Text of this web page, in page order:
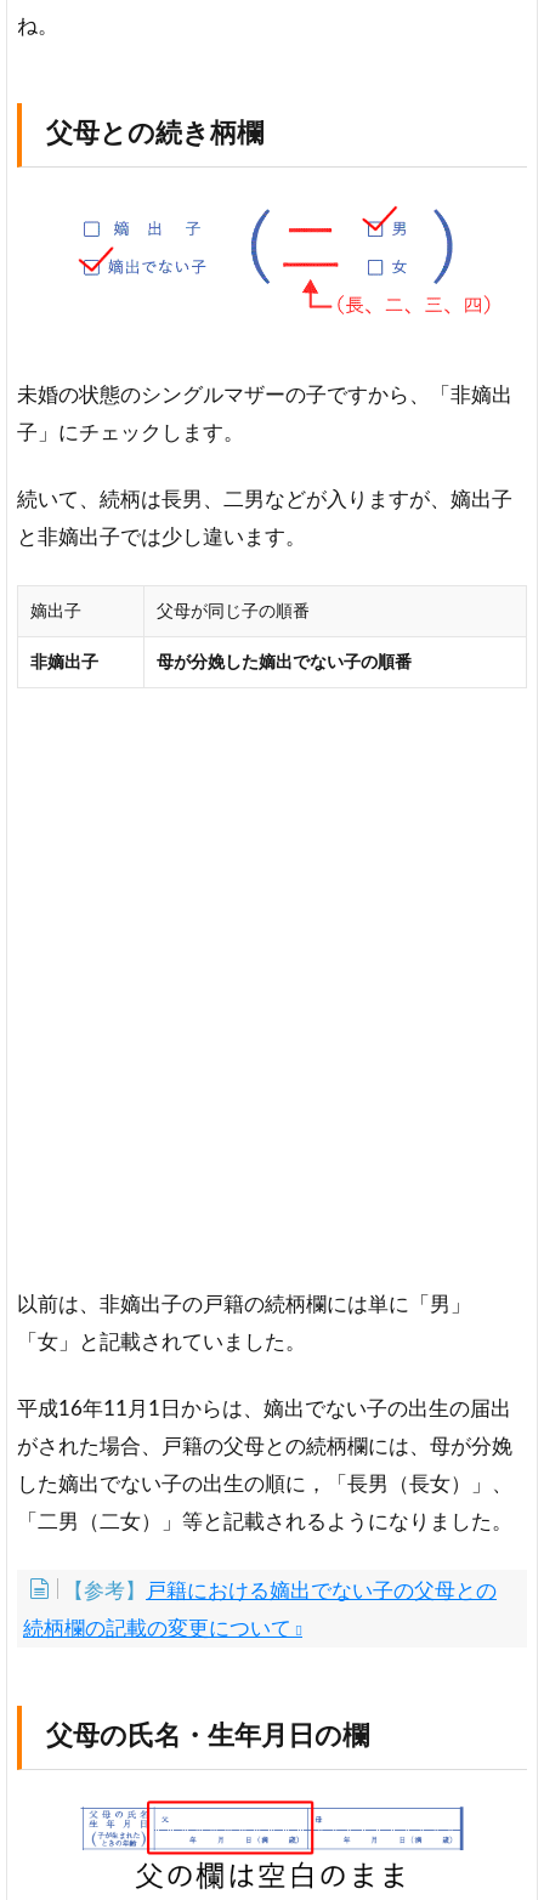
ね。
父母との続き柄欄
未婚の状態のシングルマザーの子ですから、「非嫡出
子」にチェックします。
続いて、続柄は長男、二男などが入りますが、嫡出子
と非嫡出子では少し違います。
嫡出子 父母が同じ子の順番
非嫡出子 母が分娩した嫡出でない子の順番
以前は、非嫡出子の戸籍の続柄欄には単に「男」
「女」と記載されていました。
平成16年11月1日からは、嫡出でない子の出生の届出
がされた場合、戸籍の父母との続柄欄には、母が分娩
した嫡出でない子の出生の順に，「長男（長女）」、
「二男（二女）」等と記載されるようになりました。
【参考】
戸籍における嫡出でない子の父母との
続柄欄の記載の変更について
父母の氏名・生年月日の欄